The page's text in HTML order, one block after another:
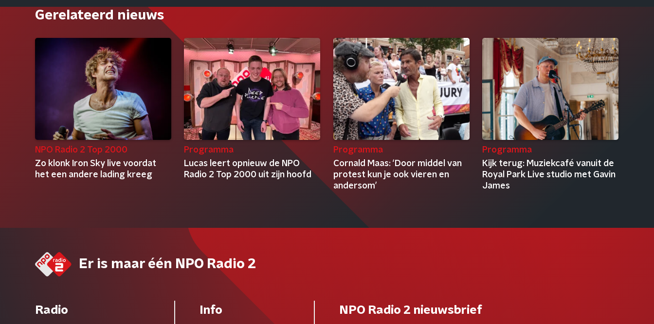
Gerelateerd nieuws
NPO Radio 2 Top 2000
Zo klonk Iron Sky live voordat
het een andere lading kreeg
Programma
Lucas leert opnieuw de NPO
Radio 2 Top 2000 uit zijn hoofd
Programma
Cornald Maas: ‘Door middel van
protest kun je ook vieren en
andersom’
Programma
Kijk terug: Muziekcafé vanuit de
Royal Park Live studio met Gavin
James
Er is maar één NPO Radio 2
Radio Info NPO Radio 2 nieuwsbrief